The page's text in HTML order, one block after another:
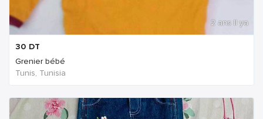
2 ans Il ya
30 DT
Grenier bébé
Tunis, Tunisia